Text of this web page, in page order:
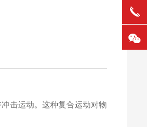
击运动。这种复合运动对物